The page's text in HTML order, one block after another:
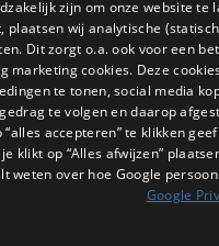
Ototo Design
Huisdier
unieke ontwerp is de Ototo
zowel effectief als stijlvol. Scruffy
hand en glijdt moeiteloos over
zijn om onze website
plaatsen wij analytische
Dit zorgt o.a. ook voor een
marketing cookies. Deze
te tonen, social media
te volgen en daarop
“alles accepteren” te klikken
klikt op “Alles afwijzen”
weten over hoe Google
Google